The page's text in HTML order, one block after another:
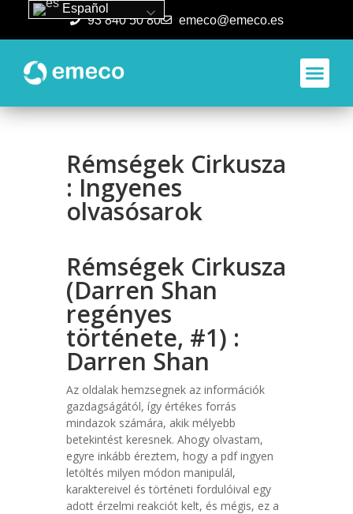
93 840 50 80 emeco@emeco.es
Rémségek Cirkusza
: Ingyenes
olvasósarok
Rémségek Cirkusza
(Darren Shan
regényes
története, #1) :
Darren Shan
Az oldalak hemzsegnek az információk
gazdagságától, így értékes forrás
mindazok számára, akik mélyebb
betekintést keresnek. Ahogy olvastam,
egyre inkább éreztem, hogy a pdf ingyen
letöltés milyen módon manipulál,
karaktereivel és történeti fordulóival egy
adott érzelmi reakciót kelt, és mégis, ez a
Español